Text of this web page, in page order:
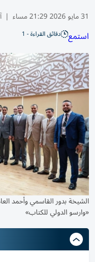
31 مايو 2026 21:29 مساء |
استمع دقائق القراءة - 1
الشيخة بدور القاسمي وأحمد
«وارسو الدولي للكتاب»